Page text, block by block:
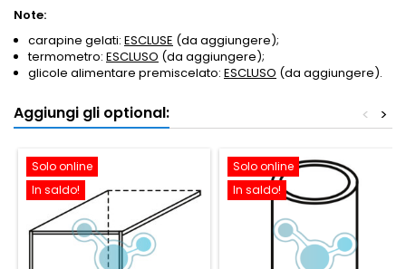
Note:
carapine gelati: ESCLUSE (da aggiungere);
termometro: ESCLUSO (da aggiungere);
glicole alimentare premiscelato: ESCLUSO (da aggiungere).
Aggiungi gli optional: >
<
Solo online
In saldo!
Solo online
In saldo!